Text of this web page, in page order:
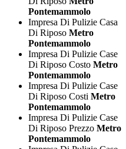
Pontemammolo
Impresa Di Pulizie Casa
Di Riposo Metro
Pontemammolo
Impresa Di Pulizie Case
Di Riposo Costo Metro
Pontemammolo
Impresa Di Pulizie Case
Di Riposo Costi Metro
Pontemammolo
Impresa Di Pulizie Case
Di Riposo Prezzo Metro
Pontemammolo